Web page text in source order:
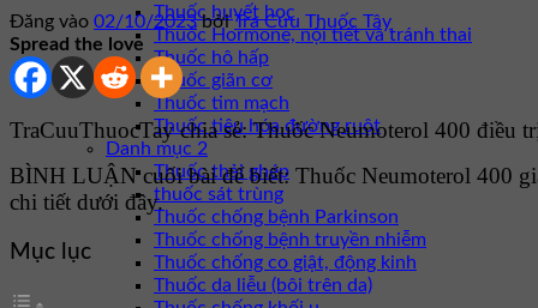
Thuốc huyết học
Thuốc Hormone, nội tiết và tránh thai
Thuốc hô hấp
Thuốc giãn cơ
Thuốc tim mạch
Thuốc tiêu hóa đường ruột
Danh mục 2
Thuốc thải ghép
thuốc sát trùng
Thuốc chống bệnh Parkinson
Thuốc chống bệnh truyền nhiễm
Thuốc chống co giật, động kinh
Thuốc da liễu (bôi trên da)
Đăng vào 02/10/2023 bởiTra Cứu Thuốc Tây
Spread the love
TraCuuThuocTay chia sẻ: Thuốc Neumoterol 400 điều
BÌNH LUẬN cuối bài để biết: Thuốc Neumoterol 400
chi tiết dưới đây.
Mục lục